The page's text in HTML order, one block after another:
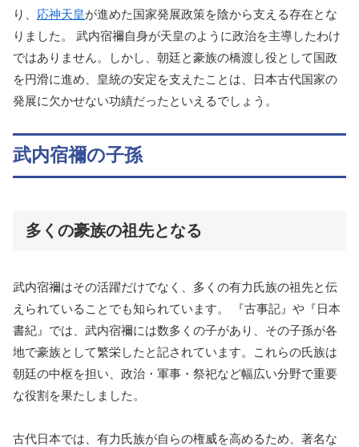
り、 応神天皇が進めた国家発展政策を陰から支える存在とな
りました。 武内宿禰自身が天皇のように政治を主導したわけ
ではありません。しかし、朝廷と豪族の橋渡し役として国政
を円滑に進め、皇統の安定を支えたことは、日本古代国家の
発展に欠かせない功績だったといえるでしょう。
武内宿禰の子孫
多くの豪族の祖先となる
武内宿禰はその活躍だけでなく、多くの有力氏族の祖先と伝
えられていることでも知られています。 『古事記』や『日本
書紀』では、武内宿禰には数多くの子があり、その子孫が各
地で豪族として繁栄したと記されています。これらの氏族は
朝廷の中枢を担い、政治・軍事・祭祀など幅広い分野で重要
な役割を果たしました。
古代日本では、有力氏族が自らの権威を高めるため、著名な